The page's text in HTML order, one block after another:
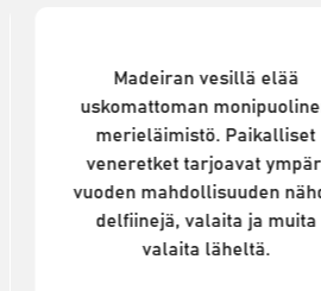
Madeiran vesillä elää
uskomattoman
merieläimistö. Paikalliset
veneretket tarjoavat
vuoden mahdollisuuden
delfiinejä, valaita ja muita
valaita läheltä.